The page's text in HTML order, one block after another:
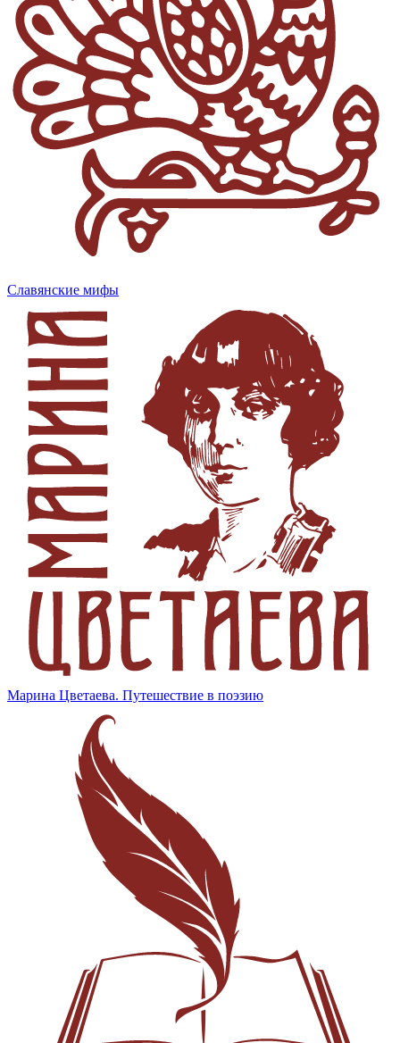
Славянские мифы
Марина Цветаева. Путешествие в поэзию